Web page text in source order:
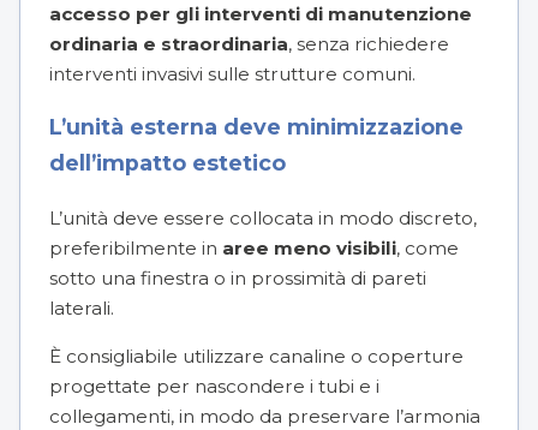
accesso per gli interventi di manutenzione
ordinaria e straordinaria, senza richiedere
interventi invasivi sulle strutture comuni.
L’unità esterna deve minimizzazione
dell’impatto estetico
L’unità deve essere collocata in modo discreto,
preferibilmente in aree meno visibili, come
sotto una finestra o in prossimità di pareti
laterali.
È consigliabile utilizzare canaline o coperture
progettate per nascondere i tubi e i
collegamenti, in modo da preservare l’armonia